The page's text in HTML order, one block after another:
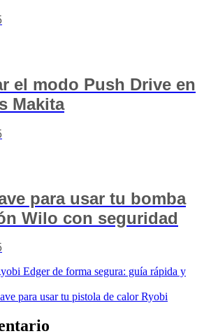
el modo Push Drive en
Makita
para usar tu bomba
Wilo con seguridad
Edger de forma segura: guía rápida y
para usar tu pistola de calor Ryobi